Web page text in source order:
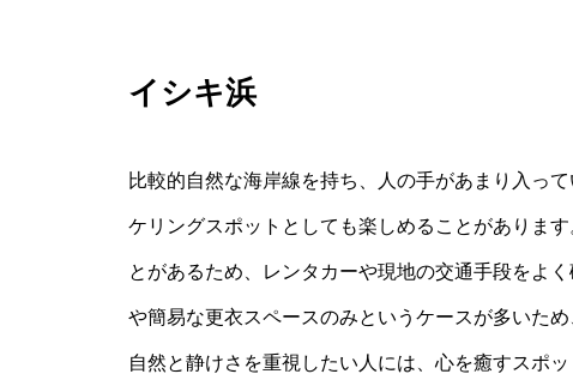
イシキ浜
比較的自然な海岸線を持ち、人の手があまり入っ
ケリングスポットとしても楽しめることがありま
とがあるため、レンタカーや現地の交通手段をよ
や簡易な更衣スペースのみというケースが多いた
自然と静けさを重視したい人には、心を癒すスポッ